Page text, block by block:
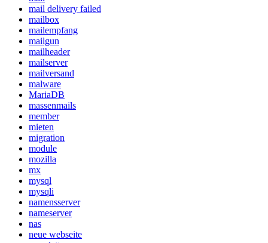
mail delivery failed
mailbox
mailempfang
mailgun
mailheader
mailserver
mailversand
malware
MariaDB
massenmails
member
mieten
migration
module
mozilla
mx
mysql
mysqli
namensserver
nameserver
nas
neue webseite